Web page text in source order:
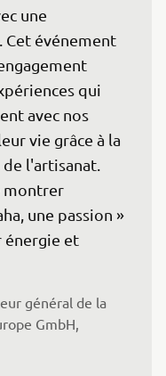
une
Cet événement
qui
avec nos
vie grâce à la
l'artisanat.
montrer
une passion »
et
général de la
GmbH,